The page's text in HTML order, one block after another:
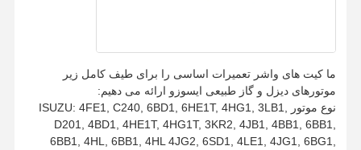
ما کیت های واشر تعمیرات اساسی را برای طیف کامل زیر
موتورهای دیزل و گاز طبیعی ایسوزو ارائه می دهیم:
نوع موتور ISUZU: 4FE1, C240, 6BD1, 6HE1T, 4HG1, 3LB1,
D201, 4BD1, 4HE1T, 4HG1T, 3KR2, 4JB1, 4BB1, 6BB1,
6BB1, 4HL, 6BB1, 4HL 4JG2, 6SD1, 4LE1, 4JG1, 6BG1,